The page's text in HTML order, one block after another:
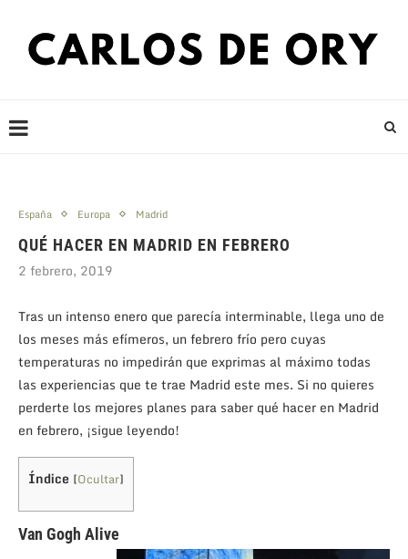
España Europa Madrid
QUÉ HACER EN MADRID EN FEBRERO
2 febrero, 2019
Tras un intenso enero que parecía interminable, llega uno de
los meses más efímeros, un febrero frío pero cuyas
temperaturas no impedirán que exprimas al máximo todas
las experiencias que te trae Madrid este mes. Si no quieres
perderte los mejores planes para saber qué hacer en Madrid
en febrero, ¡sigue leyendo!
Índice [Ocultar]
Van Gogh Alive